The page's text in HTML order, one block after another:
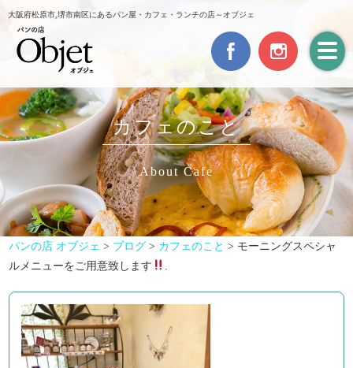
大阪府松原市,堺市南区にあるパン屋・カフェ・ランチの店～オブジェ
カフェのこと
About Cafe
パンの店 オブジェ > ブログ > カフェのこと > モーニングスペシャ
ルメニューをご用意致します
.